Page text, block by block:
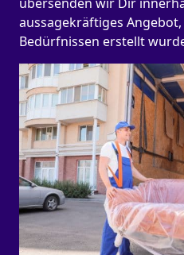
aussagekräftiges
Bedürfnissen erstellt